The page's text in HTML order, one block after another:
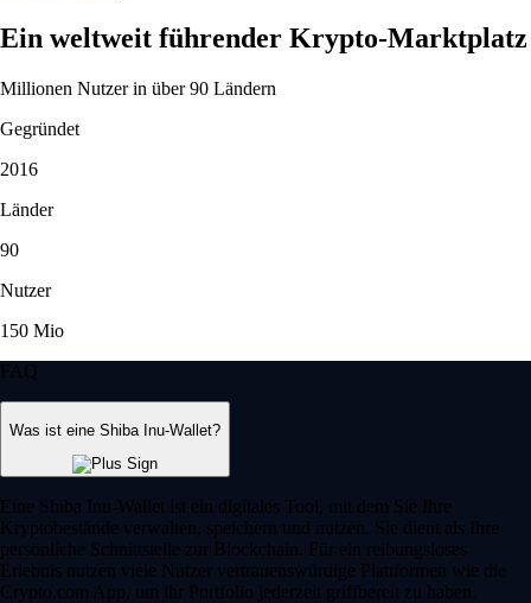
Ein weltweit führender Krypto-Marktplatz
Millionen Nutzer in über 90 Ländern
Gegründet
2016
Länder
90
Nutzer
150 Mio
FAQ
Was ist eine Shiba Inu-Wallet?
Eine Shiba Inu-Wallet ist ein digitales Tool, mit dem Sie Ihre
Kryptobestände verwalten, speichern und nutzen. Sie dient als Ihre
persönliche Schnittstelle zur Blockchain. Für ein reibungsloses
Erlebnis nutzen viele Nutzer vertrauenswürdige Plattformen wie die
Crypto.com App, um ihr Portfolio jederzeit griffbereit zu haben.